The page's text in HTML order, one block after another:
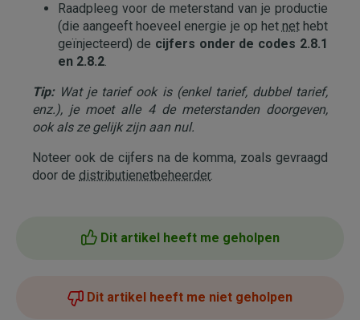
Raadpleeg voor de meterstand van je productie
(die aangeeft hoeveel energie je op het nethebt
geïnjecteerd) de cijfers onder de codes 2.8.1
en 2.8.2.
Tip: Wat je tarief ook is (enkel tarief, dubbel tarief,
enz.), je moet alle 4 de meterstanden doorgeven,
ook als ze gelijk zijn aan nul.
Noteer ook de cijfers na de komma, zoals gevraagd
door de distributienetbeheerder.
Dit artikel heeft me geholpen
Dit artikel heeft me niet geholpen